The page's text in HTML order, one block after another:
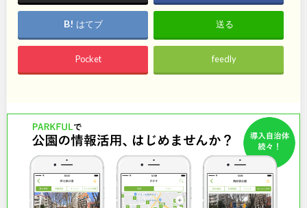
愛知
近畿
三重 滋賀
京都 大阪
はてブ 送る
Pocket feedly